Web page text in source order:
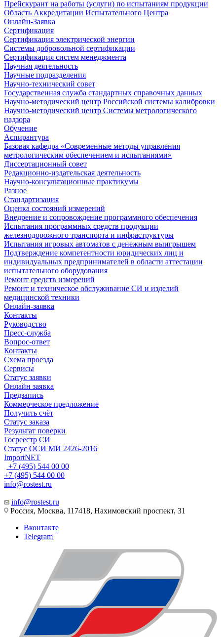
Прейскурант на работы (услуги) по испытаниям продукции
Область Аккредитации Испытательного Центра
Онлайн-Заявка
Сертификация
Сертификация электрической энергии
Системы добровольной сертификации
Сертификация систем менеджмента
Научная деятельность
Научные подразделения
Научно-технический совет
Государственная служба стандартных справочных данных
Научно-методический центр Российской системы калибровки
Научно-методический центр Системы метрологического
надзора
Обучение
Аспирантура
Базовая кафедра «Современные методы управления
метрологическим обеспечением и испытаниями»
Диссертационный совет
Редакционно-издательская деятельность
Научно-консультационные практикумы
Разное
Стандартизация
Оценка состояний измерений
Внедрение и сопровождение программного обеспечения
Испытания программных средств продукции
железнодорожного транспорта и инфраструктуры
Испытания игровых автоматов с денежным выигрышем
Подтверждение компетентности юридических лиц и
индивидуальных предпринимателей в области аттестации
испытательного оборудования
Ремонт средств измерений
Ремонт и техническое обслуживание СИ и изделий
медицинской техники
Онлайн-заявка
Контакты
Руководство
Пресс-служба
Вопрос-ответ
Контакты
Схема проезда
Сервисы
Статус заявки
Онлайн заявка
Предзапись
Коммерческое предложение
Получить счёт
Статус заказа
Результат поверки
Госреестр СИ
Статус ОСИ МИ 2426-2016
ImportNET
+7 (495) 544 00 00
+7 (495) 544 00 00
info@rostest.ru
info@rostest.ru
Россия, Москва, 117418, Нахимовский проспект, 31
Вконтакте
Telegram